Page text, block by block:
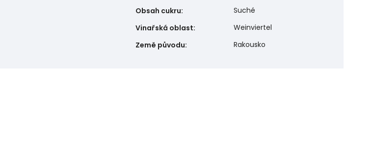
Obsah cukru:
Suché
Vinařská oblast:
Weinviertel
Země původu: Rakousko